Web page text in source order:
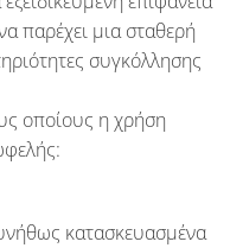
παρέχει μια σταθερή
συγκόλλησης
οποίους η χρήση
κατασκευασμένα